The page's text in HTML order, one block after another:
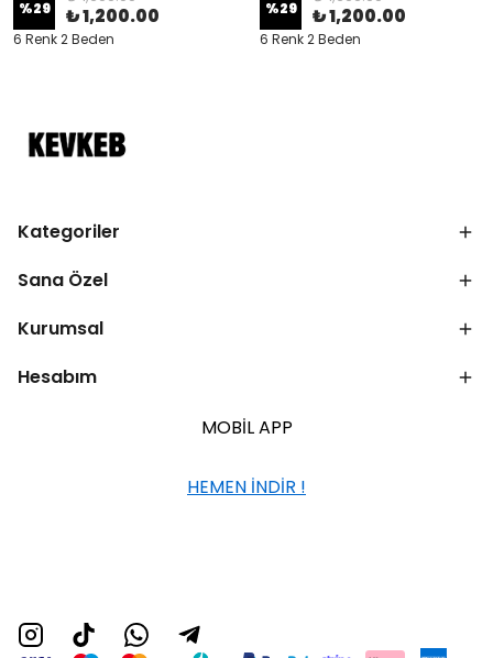
%29 ₺ 1,200.00
6 Renk 2 Beden
%29 ₺ 1,200.00
6 Renk 2 Beden
Kategoriler
Sana Özel
Kurumsal
Hesabım
MOBİL APP
HEMEN İNDİR !